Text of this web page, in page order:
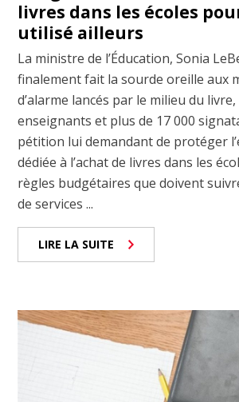
livres dans les écoles
utilisé ailleurs
La ministre de l’Éducation, Sonia
finalement fait la sourde oreille aux
d’alarme lancés par le milieu du livre,
enseignants et plus de 17 000
pétition lui demandant de protéger
dédiée à l’achat de livres dans les
règles budgétaires que doivent
de services ...
LIRE LA SUITE